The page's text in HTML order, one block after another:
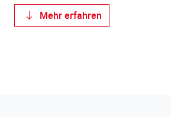
Mehr erfahren